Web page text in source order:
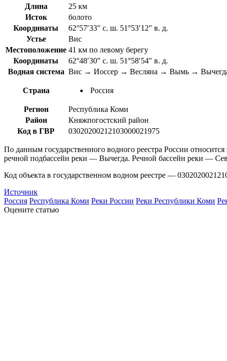
Длина
25 км
Исток
болото
Координаты
62°57′33″ с. ш. 51°53′12″ в. д.
Устье
Вис
Местоположение 41 км по левому берегу
Координаты
62°48′30″ с. ш. 51°58′54″ в. д.
Водная система Вис → Иоссер → Весляна → Вымь →
Страна Россия
Регион
Республика Коми
Район
Княжпогостский район
Код в ГВР
03020200212103000021975
По данным государственного водного реестра России
речной подбассейн реки — Вычегда. Речной бассейн реки —
Код объекта в государственном водном реестре —
Источник
Россия Республика Коми Реки России Реки Республики Коми
Оцените статью